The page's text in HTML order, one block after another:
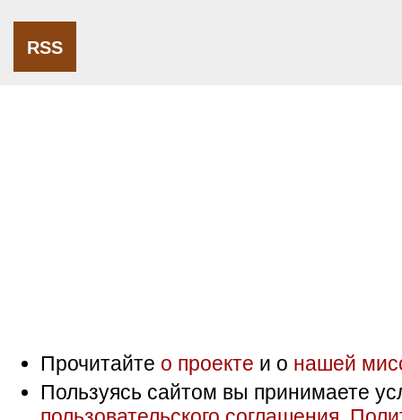
RSS
Прочитайте о проекте и о нашей
Пользуясь сайтом вы принимаете